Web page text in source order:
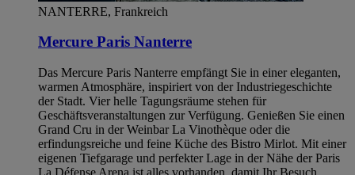
NANTERRE, Frankreich
Mercure Paris Nanterre
Das Mercure Paris Nanterre empfängt Sie in einer eleganten,
warmen Atmosphäre, inspiriert von der Industriegeschichte
der Stadt. Vier helle Tagungsräume stehen für
Geschäftsveranstaltungen zur Verfügung. Genießen Sie einen
Grand Cru in der Weinbar La Vinothèque oder die
erfindungsreiche und feine Küche des Bistro Mirlot. Mit einer
eigenen Tiefgarage und perfekter Lage in der Nähe der Paris
La Défense Arena ist alles vorhanden, damit Ihr Besuch